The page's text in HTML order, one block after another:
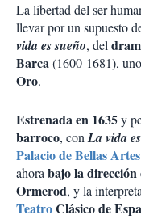
La libertad del ser
llevar por un supuesto
vida es sueño, del
Barca(1600-1681),
Oro.
Estrenada en 1635y
barroco, conLa vida
Palacio de Bellas Artes
ahorabajo la
Ormerod, y la
TeatroClásico de